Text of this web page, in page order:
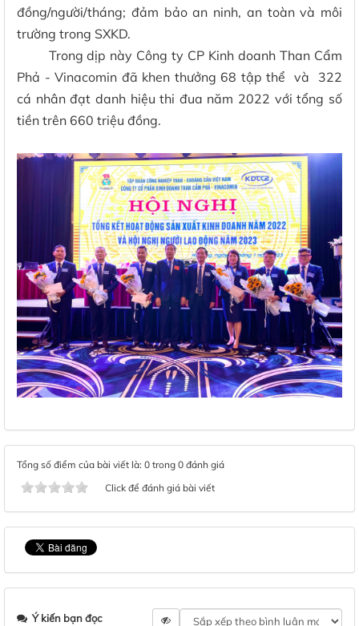
đồng/người/tháng; đảm bảo an ninh, an toàn và môi
trường trong SXKD.
Trong dịp này Công ty CP Kinh doanh Than Cẩm
Phả - Vinacomin đã khen thưởng 68 tập thể và 322
cá nhân đạt danh hiệu thi đua năm 2022 với tổng số
tiền trên 660 triệu đồng.
Tổng số điểm của bài viết là: 0 trong 0 đánh giá
Click để đánh giá bài viết
Ý kiến bạn đọc